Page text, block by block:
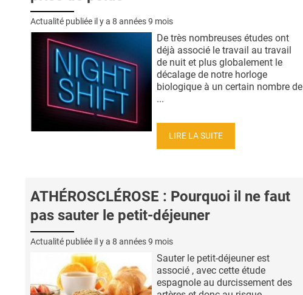
Actualité publiée il y a 8 années 9 mois
De très nombreuses études ont
déjà associé le travail au travail
de nuit et plus globalement le
décalage de notre horloge
biologique à un certain nombre de
...
LIRE LA SUITE
ATHÉROSCLÉROSE : Pourquoi il ne faut
pas sauter le petit-déjeuner
Actualité publiée il y a 8 années 9 mois
Sauter le petit-déjeuner est
associé , avec cette étude
espagnole au durcissement des